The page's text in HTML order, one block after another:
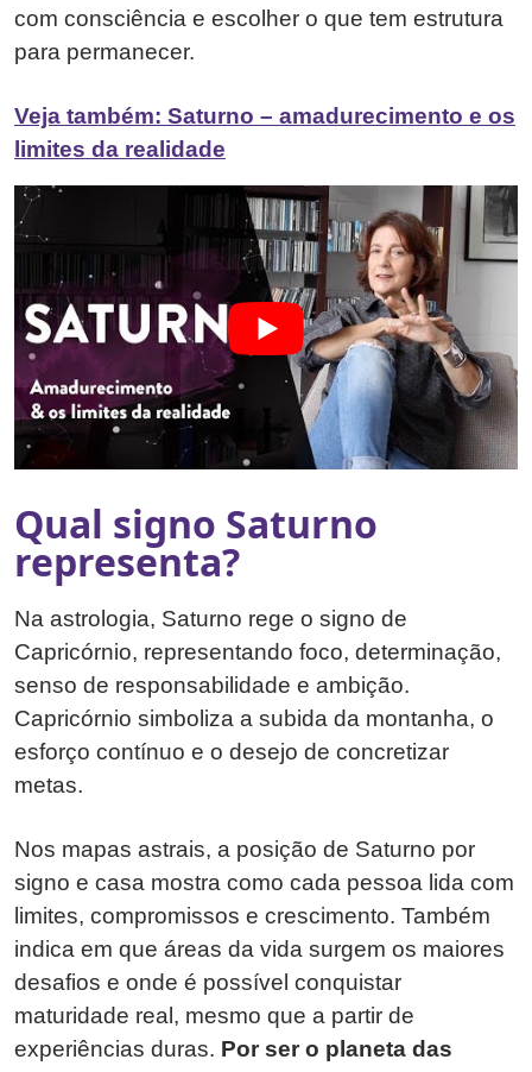
com consciência e escolher o que tem estrutura
para permanecer.
Veja também: Saturno – amadurecimento e os
limites da realidade
Qual signo Saturno
representa?
Na astrologia, Saturno rege o signo de
Capricórnio, representando foco, determinação,
senso de responsabilidade e ambição.
Capricórnio simboliza a subida da montanha, o
esforço contínuo e o desejo de concretizar
metas.
Nos mapas astrais, a posição de Saturno por
signo e casa mostra como cada pessoa lida com
limites, compromissos e crescimento. Também
indica em que áreas da vida surgem os maiores
desafios e onde é possível conquistar
maturidade real, mesmo que a partir de
experiências duras. Por ser o planeta das